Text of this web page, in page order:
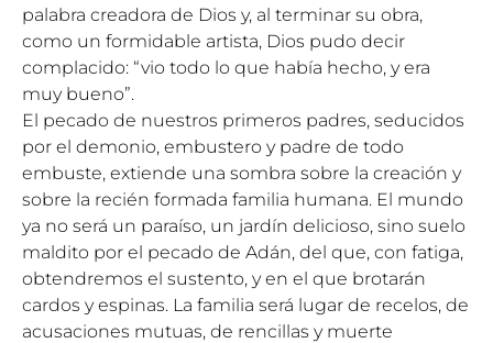
palabra creadora de Dios y, al terminar su obra,
como un formidable artista, Dios pudo decir
complacido: “vio todo lo que había hecho, y era
muy bueno”.
El pecado de nuestros primeros padres, seducidos
por el demonio, embustero y padre de todo
embuste, extiende una sombra sobre la creación y
sobre la recién formada familia humana. El mundo
ya no será un paraíso, un jardín delicioso, sino suelo
maldito por el pecado de Adán, del que, con fatiga,
obtendremos el sustento, y en el que brotarán
cardos y espinas. La familia será lugar de recelos, de
acusaciones mutuas, de rencillas y muerte